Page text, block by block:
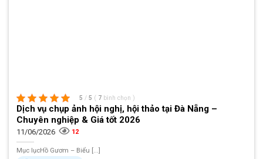
5 / 5 ( 7 bình chọn )
Dịch vụ chụp ảnh hội nghị, hội thảo tại Đà Nẵng –
Chuyên nghiệp & Giá tốt 2026
11/06/2026 12
Mục lụcHồ Gươm – Biểu [...]